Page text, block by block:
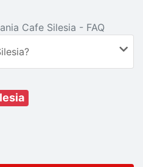
Cafe Silesia - FAQ